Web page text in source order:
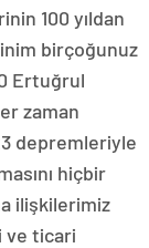
100 yıldan
birçoğunuz
Ertuğrul
zaman
depremleriyle
hiçbir
ilişkilerimiz
ve ticari